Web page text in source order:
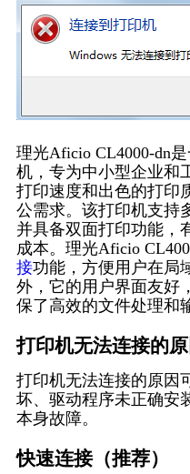
理光Aficio CL4000-dn
机，专为中小型企业和
打印速度和出色的打印
公需求。该打印机支持
并具备双面打印功能，
成本。理光Aficio
接功能，方便用户在局
外，它的用户界面友好
保了高效的文件处理和
打印机无法连接的原
打印机无法连接的原因
坏、驱动程序未正确安
本身故障。
快速连接（推荐）